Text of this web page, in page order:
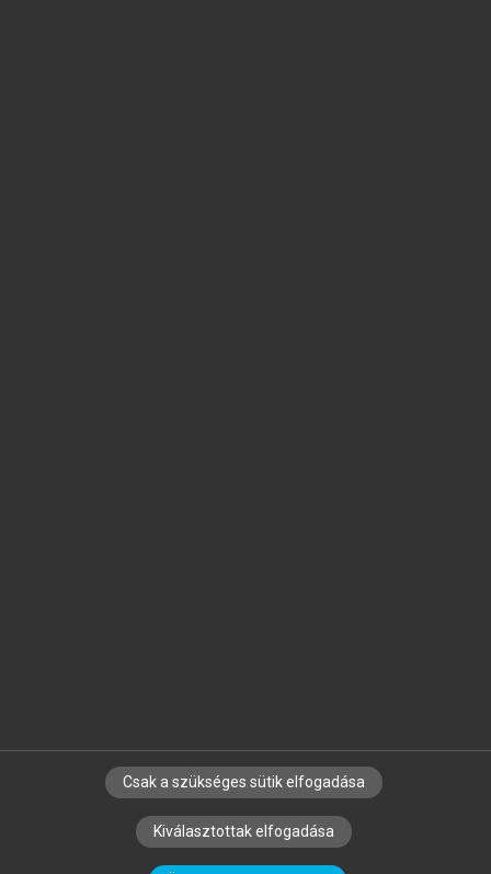
SZERZŐKNEK CÉGEKNEK KÖNYVTÁROSOKNAK
SZERKESZTÉSI ÉS LEKTORÁLÁSI ALAPELVEK
Csak a szükséges sütik elfogadása
Kiválasztottak elfogadása